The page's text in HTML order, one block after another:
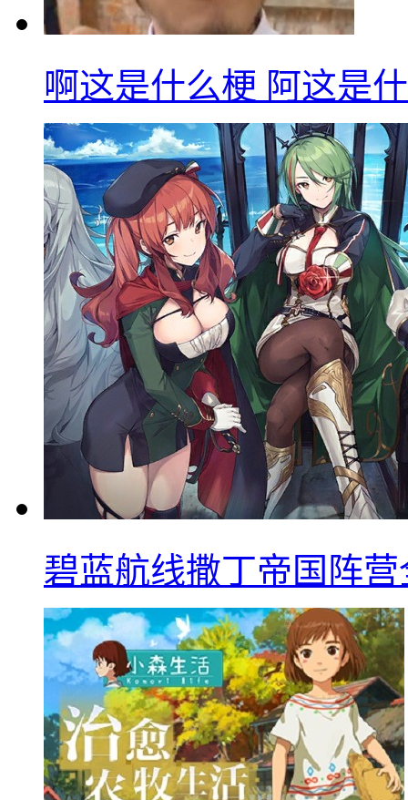
啊这是什么梗 阿这是
碧蓝航线撒丁帝国阵